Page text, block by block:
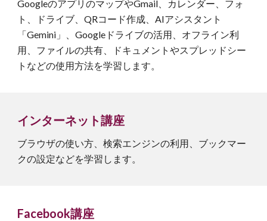
GoogleのアプリのマップやGmail、カレンダー、フォ
ト、ドライブ、QRコード作成、AIアシスタント
「Gemini」、Googleドライブの活用、オフライン利
用、ファイルの共有、ドキュメントやスプレッドシー
トなどの使用方法を学習します。
インターネット講座
ブラウザの使い方、検索エンジンの利用、ブックマー
クの設定などを学習します。
Facebook講座